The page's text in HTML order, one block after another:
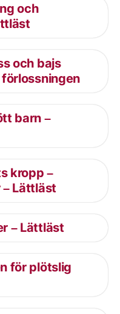
och
och bajs
barn –
kropp –
Lättläst
– Lättläst
för plötslig